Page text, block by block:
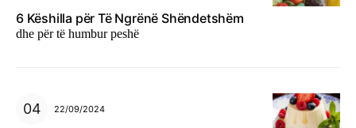
6 Këshilla për Të Ngrënë Shëndetshëm
dhe për të humbur peshë
22/09/2024